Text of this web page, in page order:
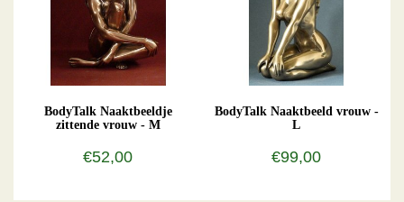
BodyTalk Naaktbeeldje
zittende vrouw - M
€52,00
BodyTalk Naaktbeeld vrouw -
L
€99,00